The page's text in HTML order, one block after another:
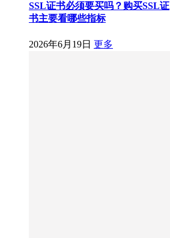
SSL证书必须要买吗？购买SSL证
书主要看哪些指标
2026年6月19日 更多